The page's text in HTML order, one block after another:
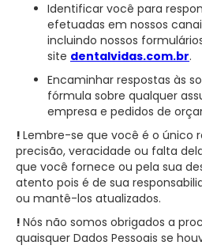
Identificar você para
efetuadas em nossos
incluindo nossos
site dentalvidas.com.br.
Encaminhar respostas às
fórmula sobre qualquer
empresa e pedidos de
! Lembre-se que você é o único
precisão, veracidade ou falta
que você fornece ou pela sua
atento pois é de sua
ou mantê-los atualizados.
! Nós não somos obrigados a
quaisquer Dados Pessoais se